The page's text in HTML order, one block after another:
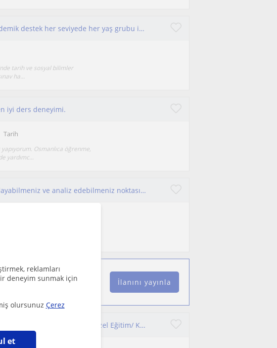
reklamları
deneyim sunmak için
olursunuz Çerez
et
Tarih ve Sosyal Bilimlerde akademik destek her seviyede her yaş grubu için
tarih ve sosyal bilimler
ha...
iyi ders deneyimi.
Tarih
Osmanlıca öğrenme,
yardımc...
Tarih dersini iyi bir şekilde anlayabilmeniz ve analiz edebilmeniz noktasında sizi anlayan, yönlendiren bir öğretmen olacağım.
sağla
İlanını yayınla
İzmir/Psikolojik Danışmanlık ve Rehberlik/ Eğitim Koçluğu/ Özel Eğitim/ KPSS-YKS Hazırlık Kariyer Koçluğu/İlkokul-Ortaokul Düzeyinde Matematik/İlkokul-Ortaokul-Lise Düzeyinde Tarih